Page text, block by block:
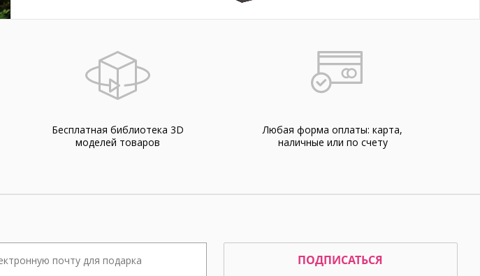
Бесплатная библиотека 3D
моделей товаров
Любая форма оплаты: карта,
наличные или по счету
ПОДПИСАТЬСЯ